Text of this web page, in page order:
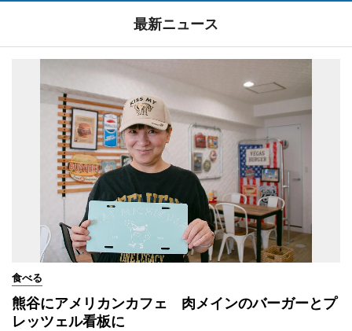
最新ニュース
食べる
熊谷にアメリカンカフェ 肉メインのバーガーとプ
レッツェル看板に